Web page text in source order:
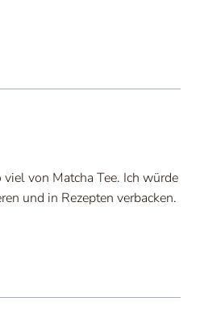
von Matcha Tee. Ich würde
und in Rezepten verbacken.